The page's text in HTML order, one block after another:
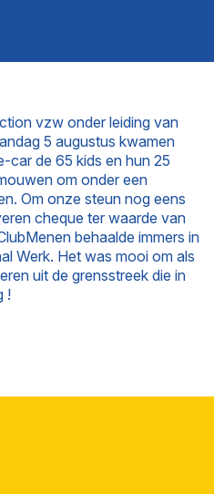
vzw onder leiding van
5 augustus kwamen
car de 65 kids en hun 25
om onder een
Om onze steun nog eens
cheque ter waarde van
behaalde immers in
Werk. Het was mooi om als
uit de grensstreek die in
!